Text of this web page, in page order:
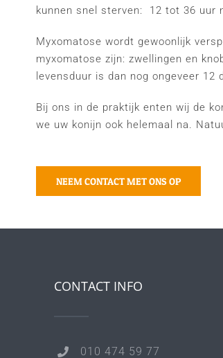
kunnen snel sterven: 12 tot 36 uur
Myxomatose wordt gewoonlijk
myxomatose zijn: zwellingen en
levensduur is dan nog ongeveer
Bij ons in de praktijk enten wij de
we uw konijn ook helemaal na.
NEEM CONTACT MET ONS OP
CONTACT INFO
010 474 59 77